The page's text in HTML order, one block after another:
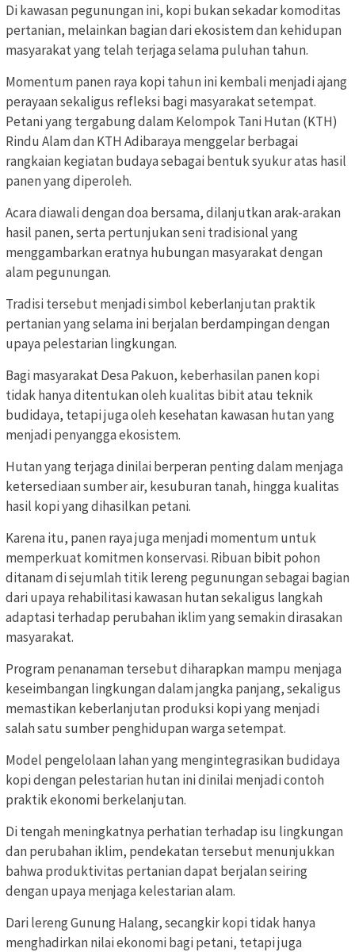
Di kawasan pegunungan ini, kopi bukan sekadar komoditas
pertanian, melainkan bagian dari ekosistem dan kehidupan
masyarakat yang telah terjaga selama puluhan tahun.
Momentum panen raya kopi tahun ini kembali menjadi ajang
perayaan sekaligus refleksi bagi masyarakat setempat.
Petani yang tergabung dalam Kelompok Tani Hutan (KTH)
Rindu Alam dan KTH Adibaraya menggelar berbagai
rangkaian kegiatan budaya sebagai bentuk syukur atas hasil
panen yang diperoleh.
Acara diawali dengan doa bersama, dilanjutkan arak-arakan
hasil panen, serta pertunjukan seni tradisional yang
menggambarkan eratnya hubungan masyarakat dengan
alam pegunungan.
Tradisi tersebut menjadi simbol keberlanjutan praktik
pertanian yang selama ini berjalan berdampingan dengan
upaya pelestarian lingkungan.
Bagi masyarakat Desa Pakuon, keberhasilan panen kopi
tidak hanya ditentukan oleh kualitas bibit atau teknik
budidaya, tetapi juga oleh kesehatan kawasan hutan yang
menjadi penyangga ekosistem.
Hutan yang terjaga dinilai berperan penting dalam menjaga
ketersediaan sumber air, kesuburan tanah, hingga kualitas
hasil kopi yang dihasilkan petani.
Karena itu, panen raya juga menjadi momentum untuk
memperkuat komitmen konservasi. Ribuan bibit pohon
ditanam di sejumlah titik lereng pegunungan sebagai bagian
dari upaya rehabilitasi kawasan hutan sekaligus langkah
adaptasi terhadap perubahan iklim yang semakin dirasakan
masyarakat.
Program penanaman tersebut diharapkan mampu menjaga
keseimbangan lingkungan dalam jangka panjang, sekaligus
memastikan keberlanjutan produksi kopi yang menjadi
salah satu sumber penghidupan warga setempat.
Model pengelolaan lahan yang mengintegrasikan budidaya
kopi dengan pelestarian hutan ini dinilai menjadi contoh
praktik ekonomi berkelanjutan.
Di tengah meningkatnya perhatian terhadap isu lingkungan
dan perubahan iklim, pendekatan tersebut menunjukkan
bahwa produktivitas pertanian dapat berjalan seiring
dengan upaya menjaga kelestarian alam.
Dari lereng Gunung Halang, secangkir kopi tidak hanya
menghadirkan nilai ekonomi bagi petani, tetapi juga